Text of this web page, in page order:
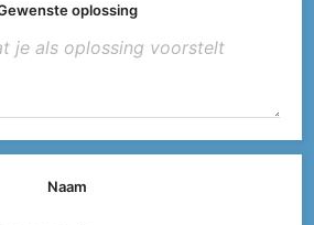
oplossing
Naam